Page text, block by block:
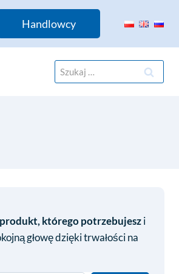
Handlowcy
Szukaj:
którego potrzebujeszi
głowę dzięki trwałości na